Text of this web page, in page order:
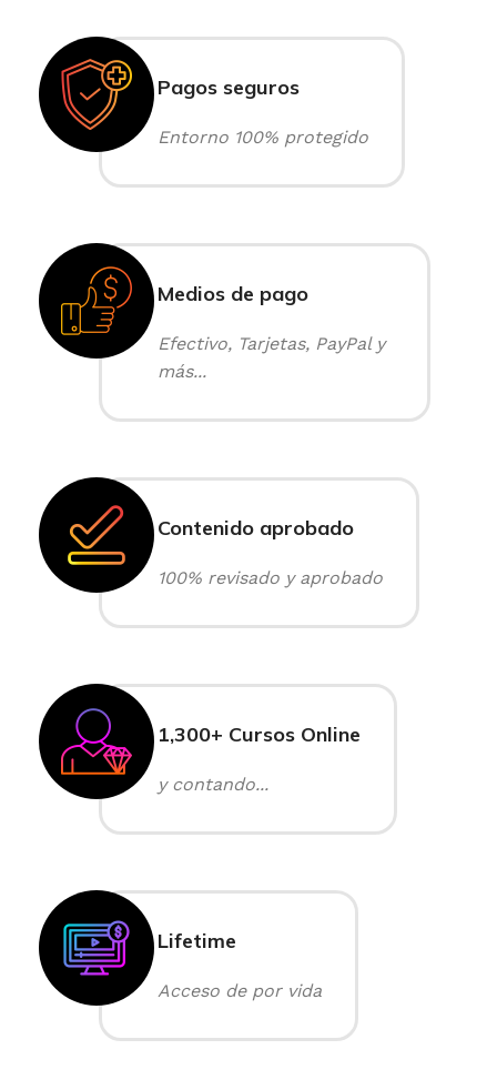
Pagos seguros
Entorno 100% protegido
Medios de pago
Efectivo, Tarjetas, PayPal y
más...
Contenido aprobado
100% revisado y aprobado
1,300+ Cursos Online
y contando...
Lifetime
Acceso de por vida